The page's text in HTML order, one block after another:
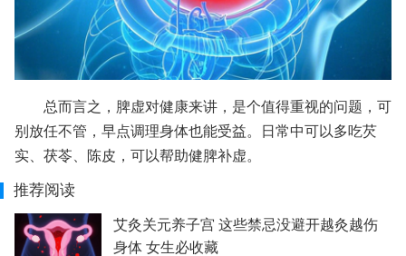
总而言之，脾虚对健康来讲，是个值得重视的问题，可
别放任不管，早点调理身体也能受益。日常中可以多吃芡
实、茯苓、陈皮，可以帮助健脾补虚。
推荐阅读
艾灸关元养子宫 这些禁忌没避开越灸越伤
身体 女生必收藏